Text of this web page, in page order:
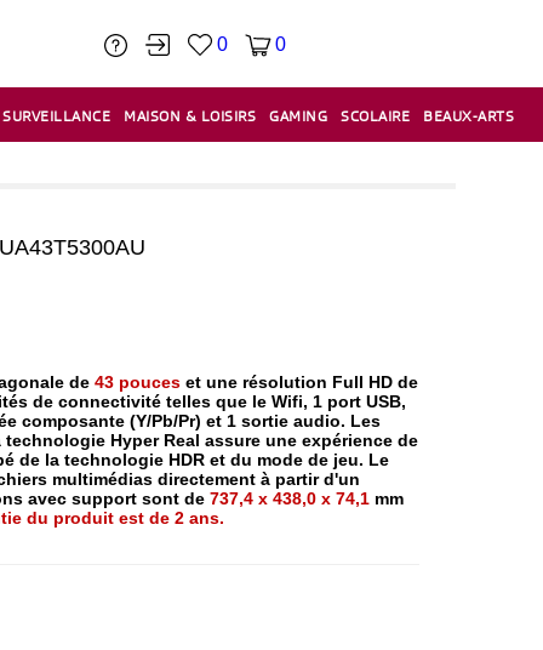
0 0
SURVEILLANCE MAISON & LOISIRS GAMING SCOLAIRE BEAUX-ARTS
de 43 pouceset une résolution Full HD de
de connectivité telles que le Wifi, 1 port USB,
composante (Y/Pb/Pr) et 1 sortie audio. Les
Hyper Real assure une expérience de
de la technologie HDR et du mode de jeu. Le
multimédias directement à partir d'un
avec support sont de 737,4 x 438,0 x 74,1 mm
du produit est de 2 ans.